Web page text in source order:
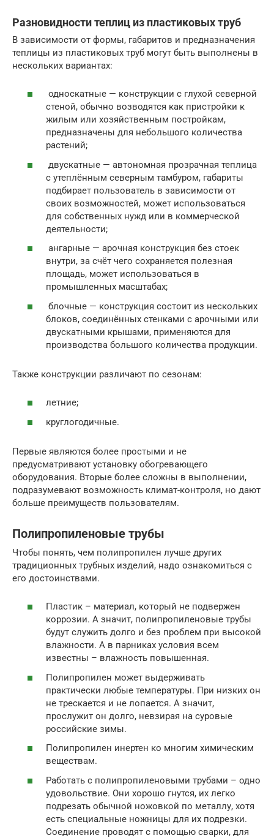
Разновидности теплиц из пластиковых труб
В зависимости от формы, габаритов и предназначения
теплицы из пластиковых труб могут быть выполнены в
нескольких вариантах:
односкатные — конструкции с глухой северной
стеной, обычно возводятся как пристройки к
жилым или хозяйственным постройкам,
предназначены для небольшого количества
растений;
двускатные — автономная прозрачная теплица
с утеплённым северным тамбуром, габариты
подбирает пользователь в зависимости от
своих возможностей, может использоваться
для собственных нужд или в коммерческой
деятельности;
ангарные — арочная конструкция без стоек
внутри, за счёт чего сохраняется полезная
площадь, может использоваться в
промышленных масштабах;
блочные — конструкция состоит из нескольких
блоков, соединённых стенками с арочными или
двускатными крышами, применяются для
производства большого количества продукции.
Также конструкции различают по сезонам:
летние;
круглогодичные.
Первые являются более простыми и не
предусматривают установку обогревающего
оборудования. Вторые более сложны в выполнении,
подразумевают возможность климат-контроля, но дают
больше преимуществ пользователям.
Полипропиленовые трубы
Чтобы понять, чем полипропилен лучше других
традиционных трубных изделий, надо ознакомиться с
его достоинствами.
Пластик – материал, который не подвержен
коррозии. А значит, полипропиленовые трубы
будут служить долго и без проблем при высокой
влажности. А в парниках условия всем
известны – влажность повышенная.
Полипропилен может выдерживать
практически любые температуры. При низких он
не трескается и не лопается. А значит,
прослужит он долго, невзирая на суровые
российские зимы.
Полипропилен инертен ко многим химическим
веществам.
Работать с полипропиленовыми трубами – одно
удовольствие. Они хорошо гнутся, их легко
подрезать обычной ножовкой по металлу, хотя
есть специальные ножницы для их подрезки.
Соединение проводят с помощью сварки, для